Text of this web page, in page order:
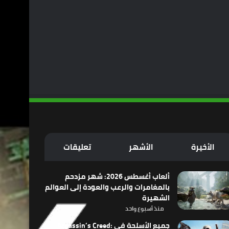
الأخيرة الأشهر تعليقات
ألعاب أغسطس 2026: شهر مزدحم
بالمغامرات والرعب والعودة إلى العوالم
الشهيرة
منذ أسبوع واحد
جميع الأسلحة في Assassin’s Creed: